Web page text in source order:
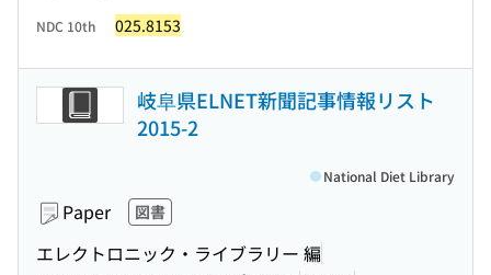
NDC 10th 025.8153
岐阜県ELNET新聞記事情報リスト
2015-2
Paper 図書
エレクトロニック・ライブラリー 編
National Diet Library